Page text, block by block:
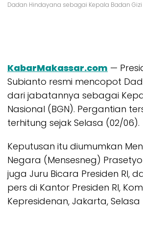
Dadan Hindayana sebagai Kepala Badan Gizi
KabarMakassar.com —
Subianto resmi mencopot
dari jabatannya sebagai
Nasional (BGN). Pergantian
terhitung sejak Selasa (02/06).
Keputusan itu diumumkan
Negara (Mensesneg)
juga Juru Bicara Presiden RI,
pers di Kantor Presiden RI,
Kepresidenan, Jakarta,